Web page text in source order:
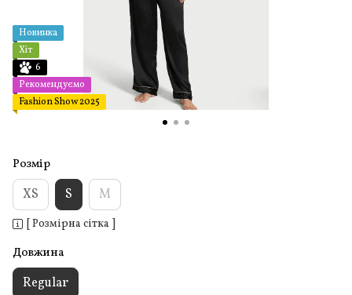
Новинка
Хіт
6
Рекомендуємо
Fashion Show 2025
Розмір
XS S M
[ Розмірна сітка ]
Довжина
Regular